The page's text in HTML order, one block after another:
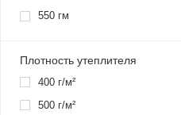
550 гм
Плотность утеплителя
400 г/м²
500 г/м²